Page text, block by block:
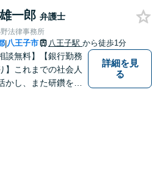
権回収
一郎 弁護士
法律事務所
|八王子市 八王子駅 から徒歩1分
談無料】【銀行勤務
】これまでの社会人
かし、また研鑽を怠
詳細を見
る